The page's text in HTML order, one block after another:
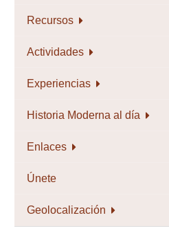
Recursos
Actividades
Experiencias
Historia Moderna al día
Enlaces
Únete
Geolocalización